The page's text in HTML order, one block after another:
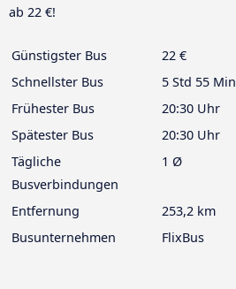
ab 22 €!
Günstigster Bus
22 €
Schnellster Bus
5 Std 55 Min
Frühester Bus
20:30 Uhr
Spätester Bus
20:30 Uhr
Tägliche
Busverbindungen
1 Ø
Entfernung
253,2 km
Busunternehmen
FlixBus